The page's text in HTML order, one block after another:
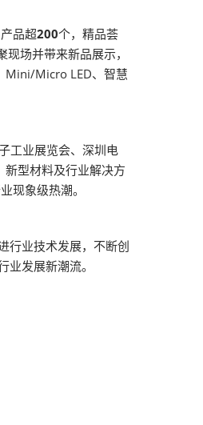
品超200个，精品荟
场并带来新品展示，
Mini/Micro LED、智慧
工业展览会、深圳电
型材料及行业解决方
现象级热潮。
行业技术发展，不断创
发展新潮流。